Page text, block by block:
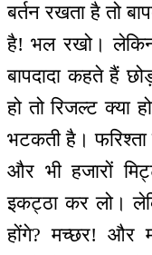
बर्तन रखता है तो
है! भल रखो। लेकिन
बापदादा कहते हैं
हो तो रिजल्ट क्या
भटकती है। फरिश्ता
और भी हजारों
इकट्ठा कर लो।
होंगे? मच्छर! और